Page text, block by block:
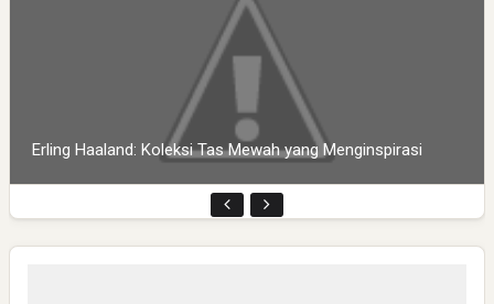
Erling Haaland: Koleksi Tas Mewah yang Menginspirasi